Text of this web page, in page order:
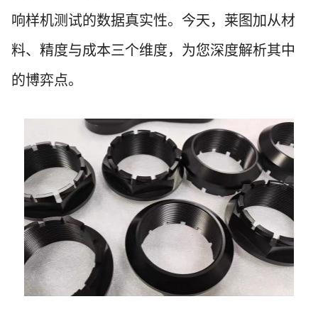
响样机测试的数据真实性。今天，莱图加从材
料、精度与成本三个维度，为您深度解析其中
的博弈点。